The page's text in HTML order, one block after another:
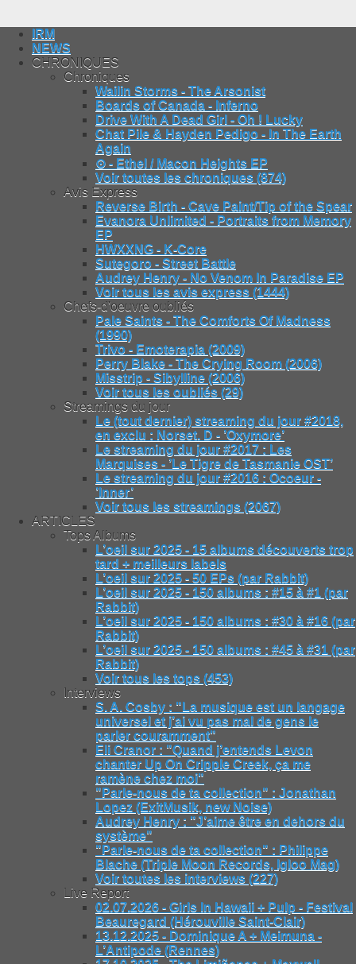
IRM
NEWS
CHRONIQUES
Chroniques
Wailin Storms - The Arsonist
Boards of Canada - Inferno
Drive With A Dead Girl - Oh ! Lucky
Chat Pile & Hayden Pedigo - In The Earth
Again
⊙ - Ethel / Macon Heights EP
Voir toutes les chroniques (874)
Avis Express
Reverse Birth - Cave Paint/Tip of the Spear
Evanora Unlimited - Portraits from Memory
EP
HWXXNG - K-Core
Sutegoro - Street Battle
Audrey Henry - No Venom In Paradise EP
Voir tous les avis express (1444)
Chefs-d'oeuvre oubliés
Pale Saints - The Comforts Of Madness
(1990)
Trivo - Emoterapia (2009)
Perry Blake - The Crying Room (2006)
Misstrip - Sibylline (2006)
Voir tous les oubliés (29)
Streamings du jour
Le (tout dernier) streaming du jour #2018,
en exclu : Norset. D - ’Oxymore’
Le streaming du jour #2017 : Les
Marquises - ’Le Tigre de Tasmanie OST’
Le streaming du jour #2016 : Ocoeur -
’Inner’
Voir tous les streamings (2067)
ARTICLES
Tops Albums
L’oeil sur 2025 - 15 albums découverts trop
tard + meilleurs labels
L’oeil sur 2025 - 50 EPs (par Rabbit)
L’oeil sur 2025 - 150 albums : #15 à #1 (par
Rabbit)
L’oeil sur 2025 - 150 albums : #30 à #16 (par
Rabbit)
L’oeil sur 2025 - 150 albums : #45 à #31 (par
Rabbit)
Voir tous les tops (453)
Interviews
S. A. Cosby : "La musique est un langage
universel et j’ai vu pas mal de gens le
parler couramment"
Eli Cranor : "Quand j’entends Levon
chanter Up On Cripple Creek, ça me
ramène chez moi"
"Parle-nous de ta collection" : Jonathan
Lopez (ExitMusik, new Noise)
Audrey Henry : "J’aime être en dehors du
système"
"Parle-nous de ta collection" : Philippe
Blache (Triple Moon Records, Igloo Mag)
Voir toutes les interviews (227)
Live Report
02.07.2026 - Girls In Hawaii + Pulp - Festival
Beauregard (Hérouville Saint-Clair)
13.12.2025 - Dominique A + Meimuna -
L’Antipode (Rennes)